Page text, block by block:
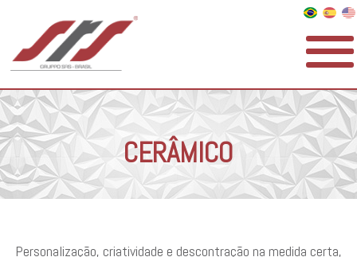
CERÂMICO
Personalização, criatividade e descontração na medida certa,